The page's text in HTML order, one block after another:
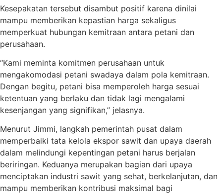
Kesepakatan tersebut disambut positif karena dinilai
mampu memberikan kepastian harga sekaligus
memperkuat hubungan kemitraan antara petani dan
perusahaan.
“Kami meminta komitmen perusahaan untuk
mengakomodasi petani swadaya dalam pola kemitraan.
Dengan begitu, petani bisa memperoleh harga sesuai
ketentuan yang berlaku dan tidak lagi mengalami
kesenjangan yang signifikan,” jelasnya.
Menurut Jimmi, langkah pemerintah pusat dalam
memperbaiki tata kelola ekspor sawit dan upaya daerah
dalam melindungi kepentingan petani harus berjalan
beriringan. Keduanya merupakan bagian dari upaya
menciptakan industri sawit yang sehat, berkelanjutan, dan
mampu memberikan kontribusi maksimal bagi